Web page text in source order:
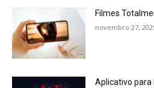
Filmes
novembro 27,
Aplicativo para